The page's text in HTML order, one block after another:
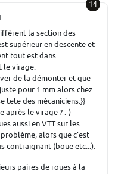
14
la section des
supérieur en descente et
tout est dans
le virage.
de la démonter et que
pour 1 mm alors chez
tete des mécaniciens.}}
après le virage ? :-)
aussi en VTT sur les
alors que c'est
contraignant (boue etc...).
paires de roues à la